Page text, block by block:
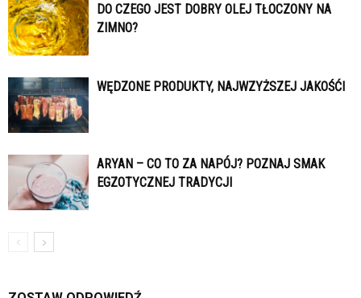
DO CZEGO JEST DOBRY OLEJ TŁOCZONY NA
ZIMNO?
WĘDZONE PRODUKTY, NAJWZYŻSZEJ JAKOŚĆI
ARYAN – CO TO ZA NAPÓJ? POZNAJ SMAK
EGZOTYCZNEJ TRADYCJI